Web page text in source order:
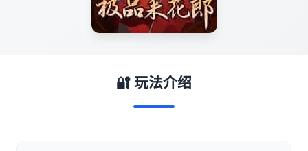
🔐 玩法介绍